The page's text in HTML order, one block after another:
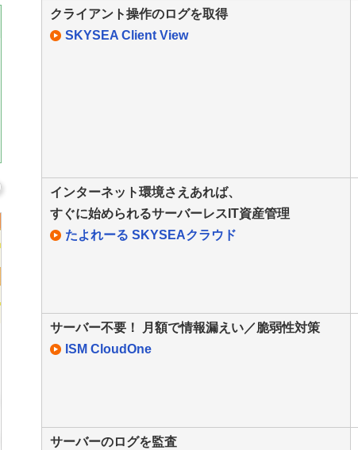
クライアント操作のログを取得
SKYSEA Client View
インターネット環境さえあれば、
すぐに始められるサーバーレスIT資産管理
たよれーる SKYSEAクラウド
サーバー不要！ 月額で情報漏えい／脆弱性対策
ISM CloudOne
サーバーのログを監査